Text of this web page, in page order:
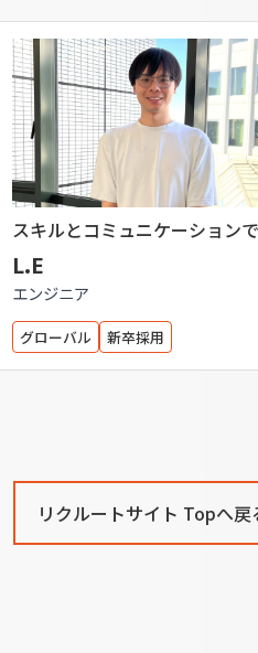
スキルとコミュニケーション
拓く日本でのキャリア
L.E
エンジニア
グローバル 新卒採用
リクルートサイト Topへ戻